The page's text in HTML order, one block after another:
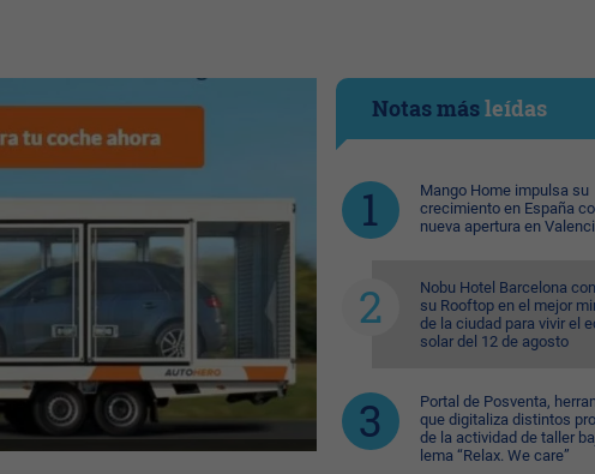
Notas másleídas
Mango Home impulsa su
crecimiento en España
nueva apertura en
Nobu Hotel Barcelona
su Rooftop en el mejor
de la ciudad para vivir el
solar del 12 de agosto
Portal de Posventa,
que digitaliza distintos
de la actividad de taller
lema “Relax. We care”